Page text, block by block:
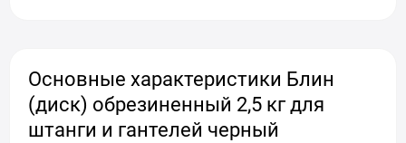
Основные характеристики Блин
(диск) обрезиненный 2,5 кг для
штанги и гантелей черный